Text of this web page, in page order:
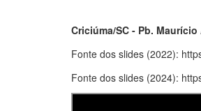
Criciúma/SC - Pb. Maurício
Fonte dos slides (2022):
Fonte dos slides (2024):